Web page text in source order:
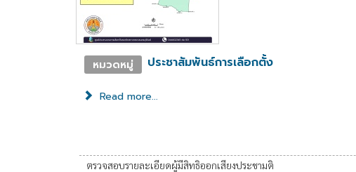
หมวดหมู่ ประชาสัมพันธ์การเลือกตั้ง
Read more...
ตรวจสอบรายละเอียดผู้มีสิทธิออกเสียงประชามติ